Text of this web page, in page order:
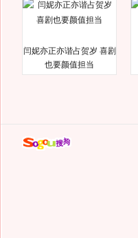
闫妮亦正亦谐占贺岁 喜剧
也要颜值担当